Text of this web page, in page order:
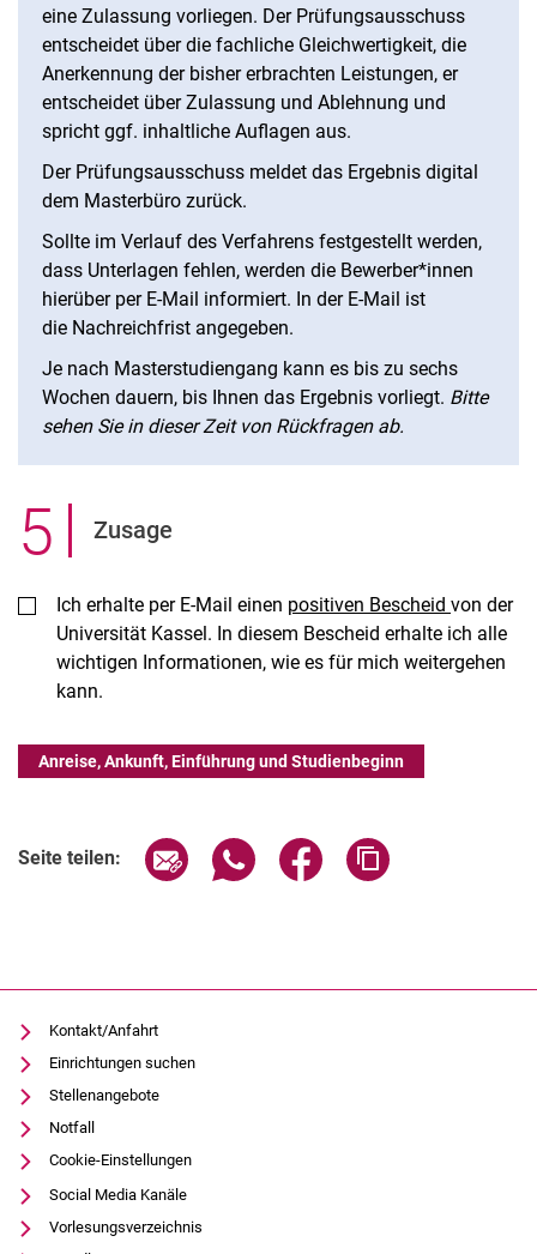
eine Zulassung vorliegen. Der Prüfungsausschuss
entscheidet über die fachliche Gleichwertigkeit, die
Anerkennung der bisher erbrachten Leistungen, er
entscheidet über Zulassung und Ablehnung und
spricht ggf. inhaltliche Auflagen aus.
Der Prüfungsausschuss meldet das Ergebnis digital
dem Masterbüro zurück.
Sollte im Verlauf des Verfahrens festgestellt werden,
dass Unterlagen fehlen, werden die Bewerber*innen
hierüber per E-Mail informiert. In der E-Mail ist
die Nachreichfrist angegeben.
Je nach Masterstudiengang kann es bis zu sechs
Wochen dauern, bis Ihnen das Ergebnis vorliegt. Bitte
sehen Sie in dieser Zeit von Rückfragen ab.
5. Zusage
Ich erhalte per E-Mail einen positiven Bescheid von der
Universität Kassel. In diesem Bescheid erhalte ich alle
wichtigen Informationen, wie es für mich weitergehen
kann.
Anreise, Ankunft, Einführung und Studienbeginn
Seite teilen: Seite über E-Mail teilen
Seite über WhatsApp teilen
Seite über Facebook
Kontakt/Anfahrt
Einrichtungen suchen
Stellenangebote
Notfall
Cookie-Einstellungen
Social Media Kanäle
Vorlesungsverzeichnis